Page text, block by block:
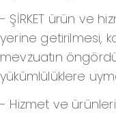
- ŞİRKET ürün ve
yerine getirilmesi,
mevzuatın
yükümlülüklere
- Hizmet ve